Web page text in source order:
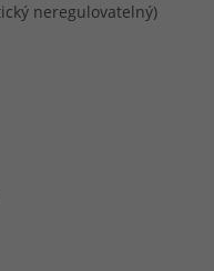
neregulovatelný)